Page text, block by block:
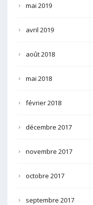
mai 2019
avril 2019
août 2018
mai 2018
février 2018
décembre 2017
novembre 2017
octobre 2017
septembre 2017